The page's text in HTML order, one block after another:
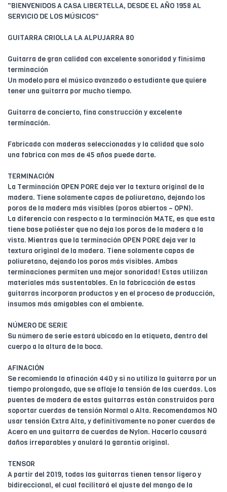
"BIENVENIDOS A CASA LIBERTELLA, DESDE EL AÑO 1958 AL
SERVICIO DE LOS MÚSICOS"
GUITARRA CRIOLLA LA ALPUJARRA 80
Guitarra de gran calidad con excelente sonoridad y finísima
terminación
Un modelo para el músico avanzado o estudiante que quiere
tener una guitarra por mucho tiempo.
Guitarra de concierto, fina construcción y excelente
terminación.
Fabricada con maderas seleccionadas y la calidad que solo
una fabrica con mas de 45 años puede darte.
TERMINACIÓN
La Terminación OPEN PORE deja ver la textura original de la
madera. Tiene solamente capas de poliuretano, dejando los
poros de la madera más visibles (poros abiertos – OPN).
La diferencia con respecto a la terminación MATE, es que esta
tiene base poliéster que no deja los poros de la madera a la
vista. Mientras que la terminación OPEN PORE deja ver la
textura original de la madera. Tiene solamente capas de
poliuretano, dejando los poros más visibles. Ambas
terminaciones permiten una mejor sonoridad! Estas utilizan
materiales más sustentables. En la fabricación de estas
guitarras incorporan productos y en el proceso de producción,
insumos más amigables con el ambiente.
NÚMERO DE SERIE
Su número de serie estará ubicado en la etiqueta, dentro del
cuerpo a la altura de la boca.
AFINACIÓN
Se recomienda la afinación 440 y si no utiliza la guitarra por un
tiempo prolongado, que se afloje la tensión de las cuerdas. Los
puentes de madera de estas guitarras están construidos para
soportar cuerdas de tensión Normal o Alta. Recomendamos NO
usar tensión Extra Alta, y definitivamente no poner cuerdas de
Acero en una guitarra de cuerdas de Nylon. Hacerlo causará
daños irreparables y anulará la garantía original.
TENSOR
A partir del 2019, todas las guitarras tienen tensor ligero y
bidireccional, el cual facilitará el ajuste del mango de la